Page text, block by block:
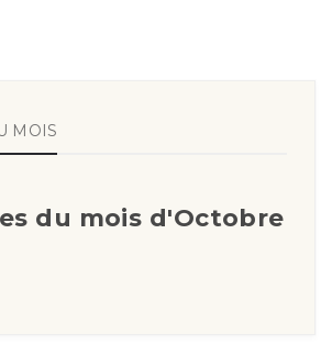
MOIS
du mois d'Octobre